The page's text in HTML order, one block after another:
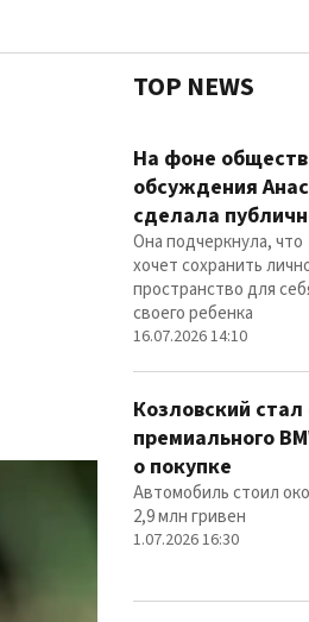
TOP NEWS
На фоне
обсуждения
сделала
Она подчеркнула, что
хочет сохранить
пространство для
своего ребенка
16.07.2026 14:10
Козловский
премиального
о покупке
Автомобиль стоил
2,9 млн гривен
1.07.2026 16:30